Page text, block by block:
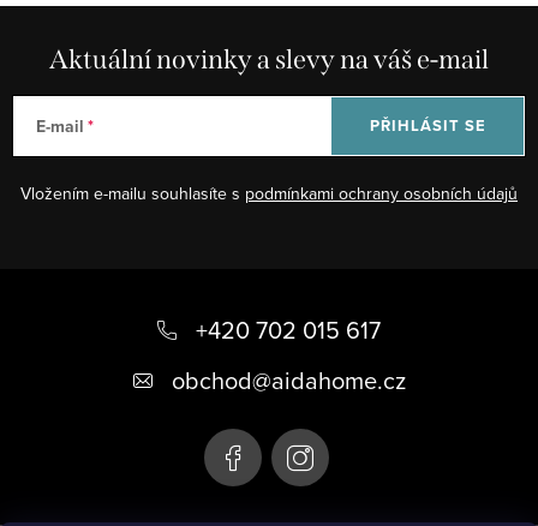
Aktuální novinky a slevy na váš e-mail
E-mail
Vložením e-mailu souhlasíte s podmínkami ochrany osobních údajů
PŘIHLÁSIT SE
+420 702 015 617
obchod@aidahome.cz